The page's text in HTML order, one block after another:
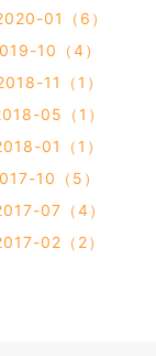
01（6）
10（4）
11（1）
05（1）
01（1）
10（5）
07（4）
02（2）